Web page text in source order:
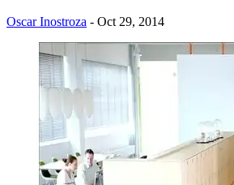
Oscar Inostroza - Oct 29, 2014